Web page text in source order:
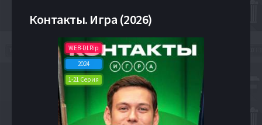
Контакты. Игра (2026)
WEB-DLRip
2024
1-21 Серия